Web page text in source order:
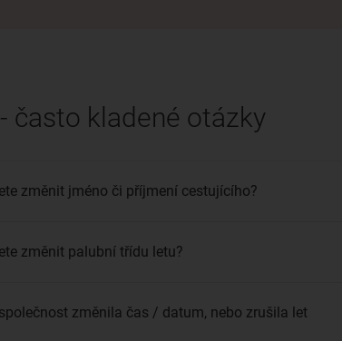
- často kladené otázky
změnit jméno či příjmení cestujícího?
změnit palubní třídu letu?
změnila čas / datum, nebo zrušila let